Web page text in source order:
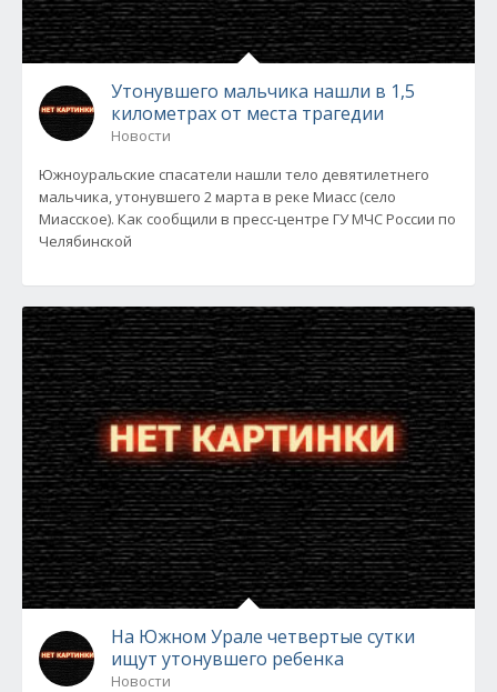
Утонувшего мальчика нашли в 1,5
километрах от места трагедии
Новости
Южноуральские спасатели нашли тело девятилетнего
мальчика, утонувшего 2 марта в реке Миасс (село
Миасское). Как сообщили в пресс-центре ГУ МЧС России по
Челябинской
На Южном Урале четвертые сутки
ищут утонувшего ребенка
Новости